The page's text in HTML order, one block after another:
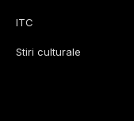
ITC
Stiri culturale